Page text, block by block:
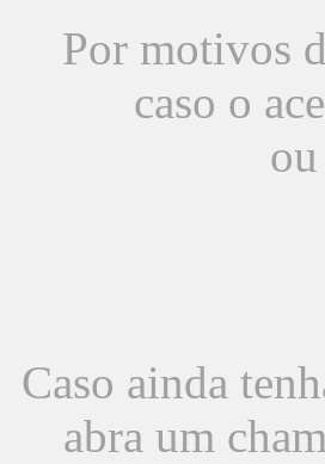
Por motivos
caso o
Caso ainda
abra um